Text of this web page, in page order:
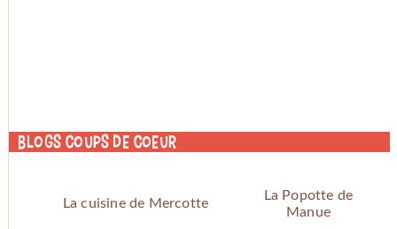
Blogs coups de coeur
La cuisine de Mercotte
La Popotte de
Manue